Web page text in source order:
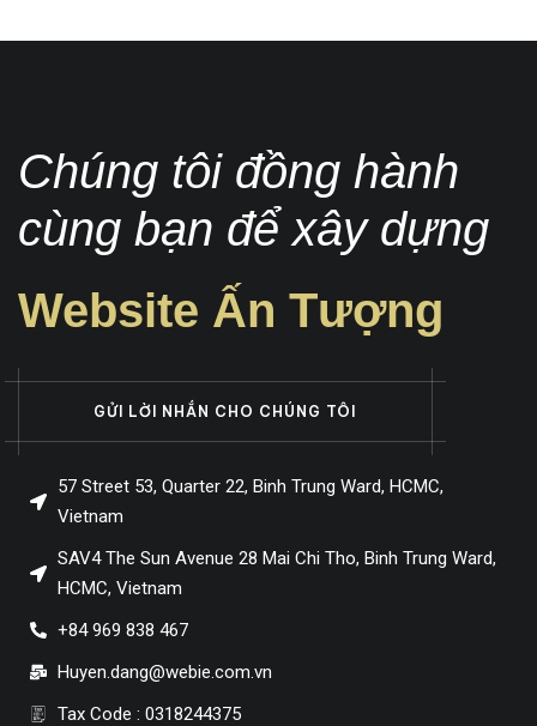
Chúng tôi đồng hành
cùng bạn để xây dựng
Website Ấn Tượng
GỬI LỜI NHẮN CHO CHÚNG TÔI
57 Street 53, Quarter 22, Binh Trung Ward, HCMC,
Vietnam
SAV4 The Sun Avenue 28 Mai Chi Tho, Binh Trung Ward,
HCMC, Vietnam
+84 969 838 467
Huyen.dang@webie.com.vn
Tax Code : 0318244375